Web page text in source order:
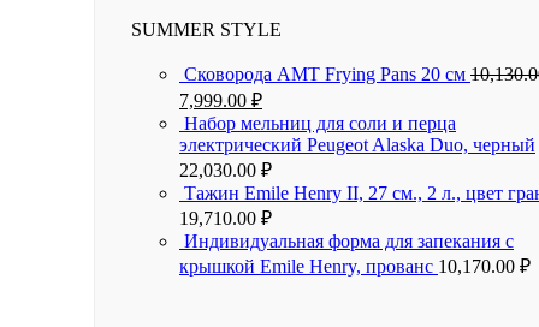
SUMMER STYLE
Сковорода AMT Frying Pans 20 см
7,999.00 ₽
Набор мельниц для соли и перца
электрический Peugeot Alaska Duo, черный
22,030.00 ₽
Тажин Emile Henry II, 27 см., 2 л., цвет
19,710.00 ₽
Индивидуальная форма для запекания с
крышкой Emile Henry, прованс 10,170.00 ₽